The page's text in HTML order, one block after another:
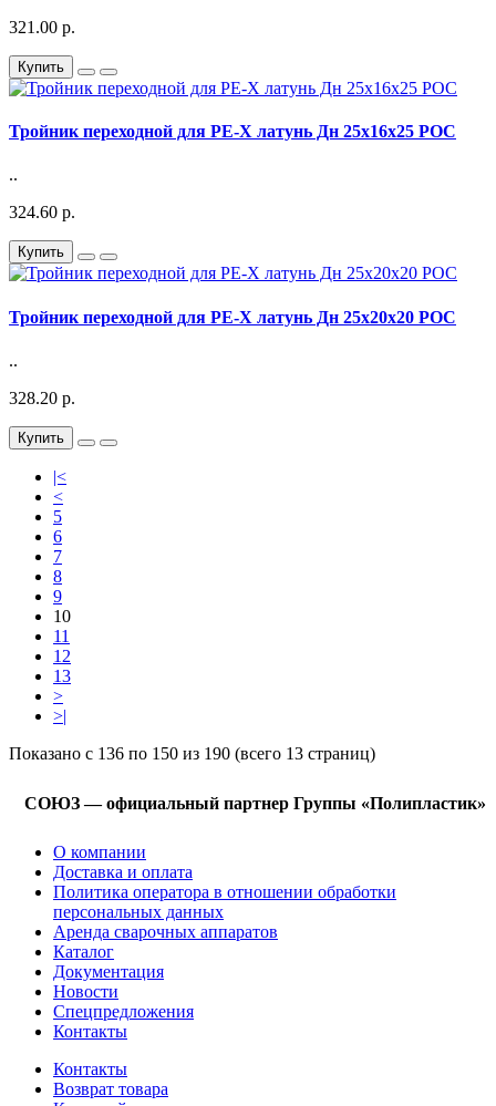
321.00 р.
Купить
Тройник переходной для PE-X латунь Дн 25х16х25 РОС
..
324.60 р.
Купить
Тройник переходной для PE-X латунь Дн 25х20х20 РОС
..
328.20 р.
Купить
|<
<
5
6
7
8
9
10
11
12
13
>
>|
Показано с 136 по 150 из 190 (всего 13 страниц)
СОЮЗ — официальный партнер Группы «Полипластик»
О компании
Доставка и оплата
Политика оператора в отношении обработки
персональных данных
Аренда сварочных аппаратов
Каталог
Документация
Новости
Спецпредложения
Контакты
Контакты
Возврат товара